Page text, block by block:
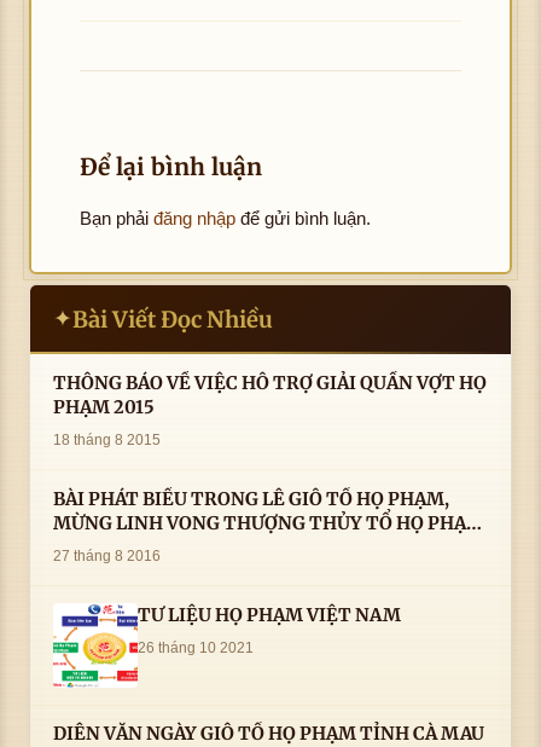
Để lại bình luận
Bạn phải đăng nhập để gửi bình luận.
✦Bài Viết Đọc Nhiều
THÔNG BÁO VỀ VIỆC HỖ TRỢ GIẢI QUẦN VỢT HỌ
PHẠM 2015
18 tháng 8 2015
BÀI PHÁT BIỂU TRONG LÊ GIỖ TỔ HỌ PHẠM,
MỪNG LINH VONG THƯỢNG THỦY TỔ HỌ PHẠM
AN VỊ TAI CÀ MAU- ( 22/8/2016) CỦA LS.TS.NV.
27 tháng 8 2016
TƯ LIỆU HỌ PHẠM VIỆT NAM
26 tháng 10 2021
DIỄN VĂN NGÀY GIỖ TỔ HỌ PHẠM TỈNH CÀ MAU